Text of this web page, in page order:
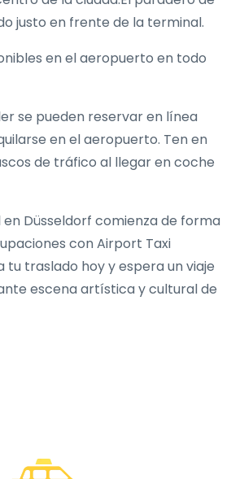
justo en frente de la terminal.
en el aeropuerto en todo
se pueden reservar en línea
en el aeropuerto. Ten en
de tráfico al llegar en coche
Düsseldorf comienza de forma
con Airport Taxi
tu traslado hoy y espera un viaje
escena artística y cultural de